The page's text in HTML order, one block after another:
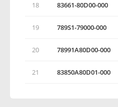
18 83661-80D00-000
19 789S1-79000-000
20 78991А80D00-000
21 83850А80D01-000